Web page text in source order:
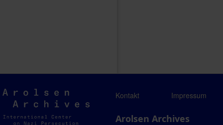
Arolsen
Archives
Kontakt Impressum
Arolsen Archives